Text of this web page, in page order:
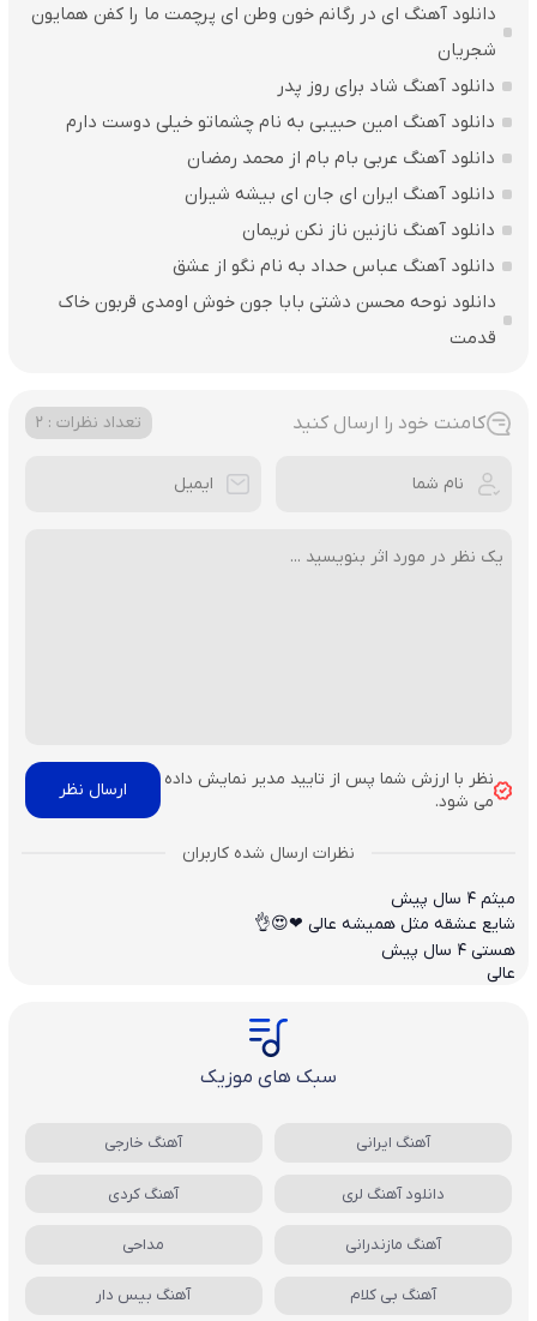
دانلود آهنگ ای در رگانم خون وطن ای پرچمت ما را کفن همایون
شجریان
دانلود آهنگ شاد برای روز پدر
دانلود آهنگ امین حبیبی به نام چشماتو خیلی دوست دارم
دانلود آهنگ عربی بام بام از محمد رمضان
دانلود آهنگ ایران ای جان ای بیشه شیران
دانلود آهنگ نازنین ناز نکن نریمان
دانلود آهنگ عباس حداد به نام نگو از عشق
دانلود نوحه محسن دشتی بابا جون خوش اومدی قربون خاک
قدمت
کامنت خود را ارسال کنید تعداد نظرات : 2
نظر با ارزش شما پس از تایید مدیر نمایش داده
می شود.
میثم 4 سال پیش
شایع عشقه مثل همیشه عالی ❤😍👌
هستی 4 سال پیش
عالی
سبک های موزیک
آهنگ ایرانی آهنگ خارجی
دانلود آهنگ لری آهنگ کردی
آهنگ مازندرانی مداحی
آهنگ بی کلام آهنگ بیس دار